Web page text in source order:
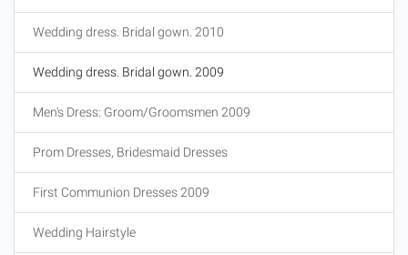
Wedding dress. Bridal gown. 2010
Wedding dress. Bridal gown. 2009
Men's Dress: Groom/Groomsmen 2009
Prom Dresses, Bridesmaid Dresses
First Communion Dresses 2009
Wedding Hairstyle